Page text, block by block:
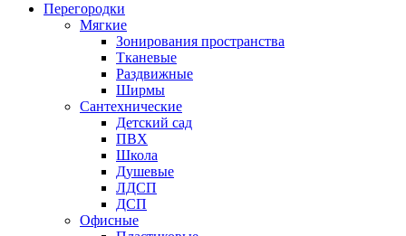
Перегородки
Мягкие
Зонирования пространства
Тканевые
Раздвижные
Ширмы
Сантехнические
Детский сад
ПВХ
Школа
Душевые
ЛДСП
ДСП
Офисные